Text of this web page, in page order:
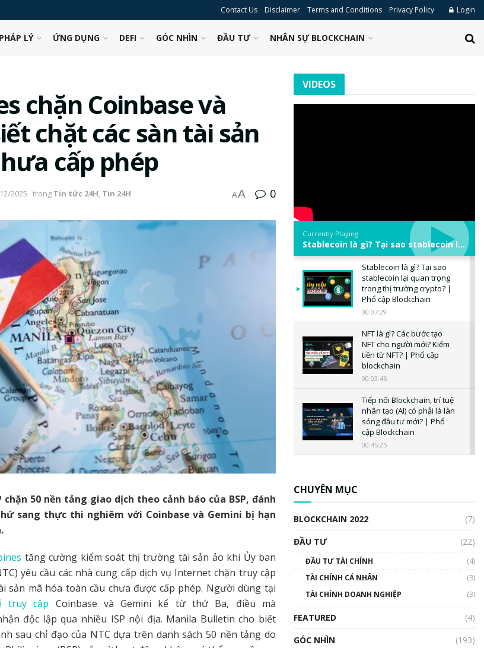
Contact Us Disclaimer Terms and Conditions Privacy Policy Login
PHÁP LÝ ỨNG DỤNG DEFI GÓC NHÌN ĐẦU TƯ NHÂN SỰ BLOCKCHAIN
chặn Coinbase và
chặt các sàn tài sản
cấp phép
2025 trong Tin tức 24H, Tin 24H AA 0
chặn 50 nền tảng giao dịch theo cảnh báo của BSP, đánh
sang thực thi nghiêm với Coinbase và Gemini bị hạn
tăng cường kiểm soát thị trường tài sản ảo khi Ủy ban
yêu cầu các nhà cung cấp dịch vụ Internet chặn truy cập
sản mã hóa toàn cầu chưa được cấp phép. Người dùng tại
truy cập Coinbase và Gemini kể từ thứ Ba, điều mà
độc lập qua nhiều ISP nội địa. Manila Bulletin cho biết
sau chỉ đạo của NTC dựa trên danh sách 50 nền tảng do
VIDEOS
Currently Playing
Stablecoin là gì? Tại sao stablecoin lại quan trọng trong thị trường crypto? | Phổ cập Blockchain
Stablecoin là gì? Tại sao
stablecoin lại quan trọng
trong thị trường crypto? |
Phổ cập Blockchain
00:07:29
NFT là gì? Các bước tạo
NFT cho người mới? Kiếm
tiền từ NFT? | Phổ cập
blockchain
00:03:46
Tiếp nối Blockchain, trí tuệ
nhân tạo (AI) có phải là làn
sóng đầu tư mới? | Phổ
cập Blockchain
00:45:25
uptrend trong năm 2023? |
Phổ cập Blockchain
00:02:14
Nhìn lại năm 2022: Những
CHUYÊN MỤC
BLOCKCHAIN 2022
(7)
ĐẦU TƯ
(22)
ĐẦU TƯ TÀI CHÍNH
(4)
TÀI CHÍNH CÁ NHÂN
(3)
TÀI CHÍNH DOANH NGHIỆP
(3)
FEATURED
(4)
GÓC NHÌN
(193)